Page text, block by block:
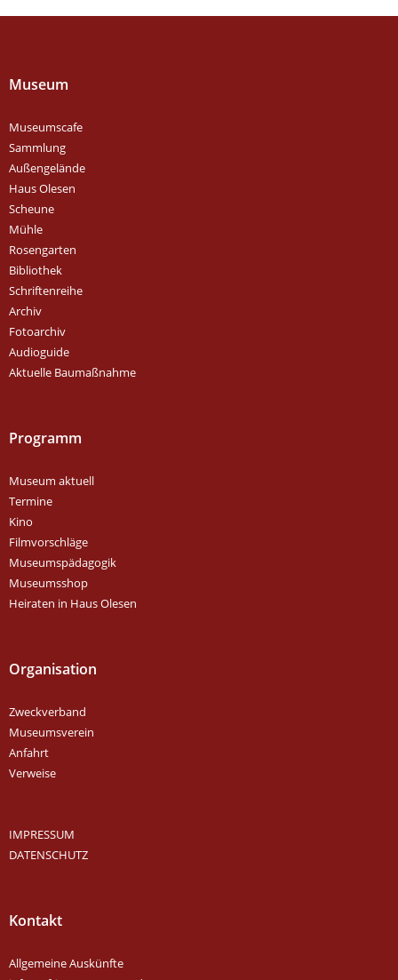
Museum
Museumscafe
Sammlung
Außengelände
Haus Olesen
Scheune
Mühle
Rosengarten
Bibliothek
Schriftenreihe
Archiv
Fotoarchiv
Audioguide
Aktuelle Baumaßnahme
Programm
Museum aktuell
Termine
Kino
Filmvorschläge
Museumspädagogik
Museumsshop
Heiraten in Haus Olesen
Organisation
Zweckverband
Museumsverein
Anfahrt
Verweise
IMPRESSUM
DATENSCHUTZ
Kontakt
Allgemeine Auskünfte